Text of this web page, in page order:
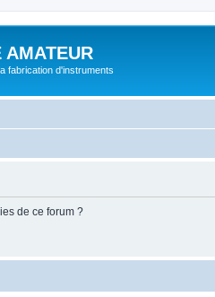
AMATEUR
fabrication d'instruments
de ce forum ?